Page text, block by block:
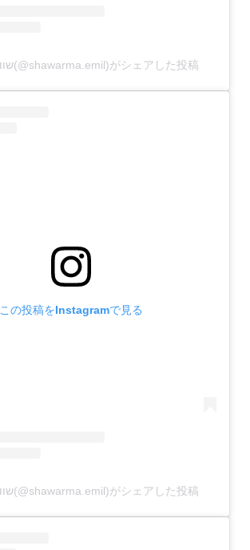
שווארמה אמיל(@shawarma.emil)がシェアした投稿
この投稿をInstagramで見る
שווארמה אמיל(@shawarma.emil)がシェアした投稿